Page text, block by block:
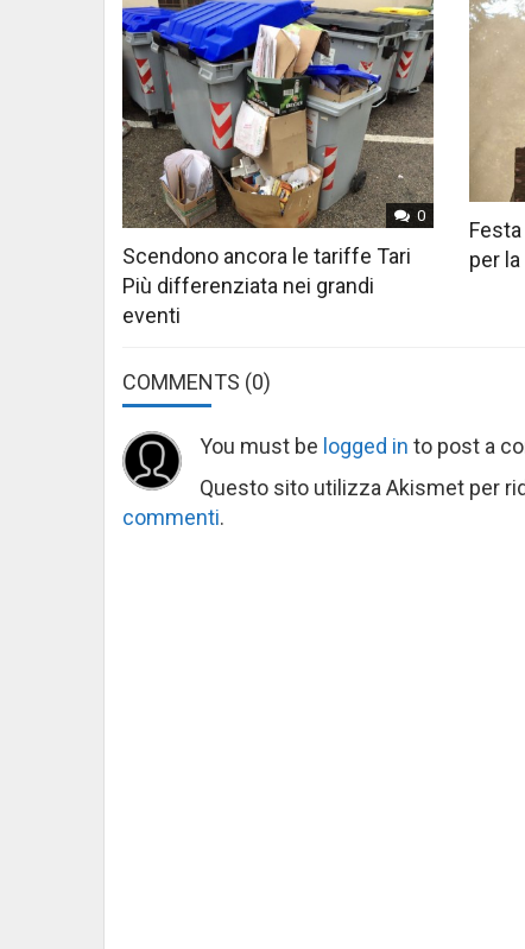
0
Scendono ancora le tariffe Tari
Più differenziata nei grandi
eventi
per
COMMENTS (0)
You must be logged in to post a
Questo sito utilizza Akismet per
commenti.